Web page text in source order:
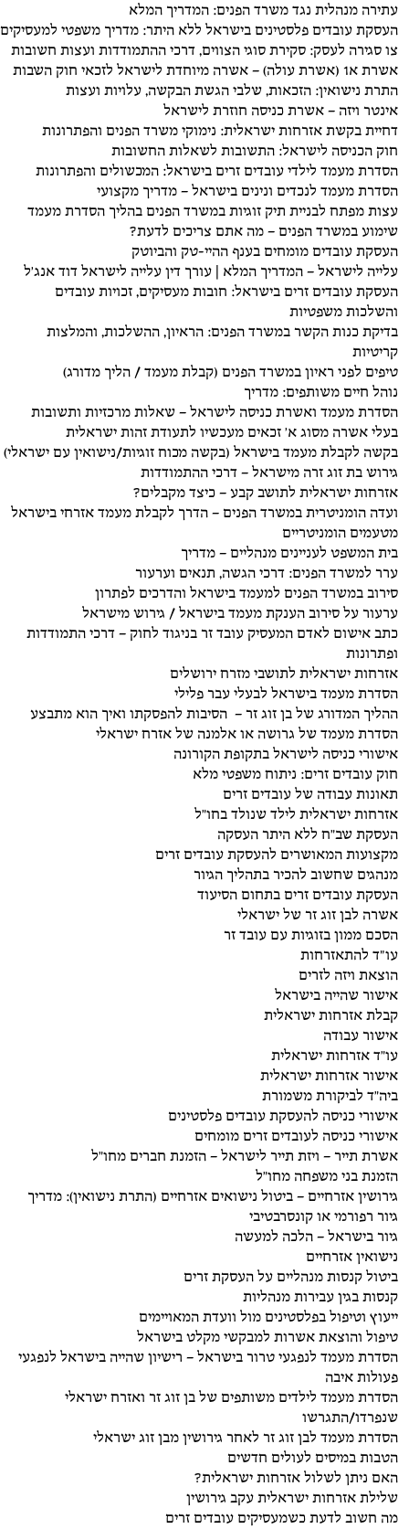
עתירה מנהלית נגד משרד הפנים: המדריך המלא
העסקת עובדים פלסטינים בישראל ללא היתר: מדריך משפטי למעסיקים
צו סגירה לעסק: סקירת סוגי הצווים, דרכי ההתמודדות ועצות חשובות
אשרת א1 (אשרת עולה) – אשרה מיוחדת לישראל לזכאי חוק השבות
התרת נישואין: הזכאות, שלבי הגשת הבקשה, עלויות ועצות
אינטר ויזה – אשרת כניסה חוזרת לישראל
דחיית בקשת אזרחות ישראלית: נימוקי משרד הפנים והפתרונות
חוק הכניסה לישראל: התשובות לשאלות החשובות
הסדרת מעמד לילדי עובדים זרים בישראל: המכשולים והפתרונות
הסדרת מעמד לנכדים ונינים בישראל – מדריך מקצועי
עצות מפתח לבניית תיק זוגיות במשרד הפנים בהליך הסדרת מעמד
שימוע במשרד הפנים – מה אתם צריכים לדעת?
העסקת עובדים מומחים בענף ההיי-טק והביוטק
עלייה לישראל – המדריך המלא | עורך דין עלייה לישראל דוד אנג'ל
העסקת עובדים זרים בישראל: חובות מעסיקים, זכויות עובדים
והשלכות משפטיות
בדיקת כנות הקשר במשרד הפנים: הראיון, ההשלכות, והמלצות
קריטיות
טיפים לפני ראיון במשרד הפנים (קבלת מעמד / הליך מדורג)
נוהל חיים משותפים: מדריך
הסדרת מעמד ואשרת כניסה לישראל – שאלות מרכזיות ותשובות
בעלי אשרה מסוג א' זכאים מעכשיו לתעודת זהות ישראלית
בקשה לקבלת מעמד בישראל (בקשה מכוח זוגיות/נישואין עם ישראלי)
גירוש בת זוג זרה מישראל – דרכי ההתמודדות
אזרחות ישראלית לתושב קבע – כיצד מקבלים?
ועדה הומניטרית במשרד הפנים – הדרך לקבלת מעמד אזרחי בישראל
מטעמים הומניטריים
בית המשפט לעניינים מנהליים – מדריך
ערר למשרד הפנים: דרכי הגשה, תנאים וערעור
סירוב במשרד הפנים למעמד בישראל והדרכים לפתרון
ערעור על סירוב הענקת מעמד בישראל / גירוש מישראל
כתב אישום לאדם המעסיק עובד זר בניגוד לחוק – דרכי התמודדות
ופתרונות
אזרחות ישראלית לתושבי מזרח ירושלים
הסדרת מעמד בישראל לבעלי עבר פלילי
ההליך המדורג של בן זוג זר – הסיבות להפסקתו ואיך הוא מתבצע
הסדרת מעמד של גרושה או אלמנה של אזרח ישראלי
אישורי כניסה לישראל בתקופת הקורונה
חוק עובדים זרים: ניתוח משפטי מלא
תאונות עבודה של עובדים זרים
אזרחות ישראלית לילד שנולד בחו"ל
העסקת שב"ח ללא היתר העסקה
מקצועות המאושרים להעסקת עובדים זרים
מנהגים שחשוב להכיר בתהליך הגיור
העסקת עובדים זרים בתחום הסיעוד
אשרה לבן זוג זר של ישראלי
הסכם ממון בזוגיות עם עובד זר
עו״ד להתאזרחות
הוצאת ויזה לזרים
אישור שהייה בישראל
קבלת אזרחות ישראלית
אישור עבודה
עו"ד אזרחות ישראלית
אישור אזרחות ישראלית
ביה"ד לביקורת משמורת
אישורי כניסה להעסקת עובדים פלסטינים
אישורי כניסה לעובדים זרים מומחים
אשרת תייר – ויזת תייר לישראל – הזמנת חברים מחו"ל
הזמנת בני משפחה מחו"ל
גירושין אזרחיים – ביטול נישואים אזרחיים (התרת נישואין): מדריך
גיור רפורמי או קונסרבטיבי
גיור בישראל – הלכה למעשה
נישואין אזרחיים
ביטול קנסות מנהליים על העסקת זרים
קנסות בגין עבירות מנהליות
ייעוץ וטיפול בפלסטינים מול וועדת המאויימים
טיפול והוצאת אשרות למבקשי מקלט בישראל
הסדרת מעמד לנפגעי טרור בישראל – רישיון שהייה בישראל לנפגעי
פעולות איבה
הסדרת מעמד לילדים משותפים של בן זוג זר ואזרח ישראלי
שנפרדו/התגרשו
הסדרת מעמד לבן זוג זר לאחר גירושין מבן זוג ישראלי
הטבות במיסים לעולים חדשים
האם ניתן לשלול אזרחות ישראלית?
שלילת אזרחות ישראלית עקב גירושין
מה חשוב לדעת כשמעסיקים עובדים זרים